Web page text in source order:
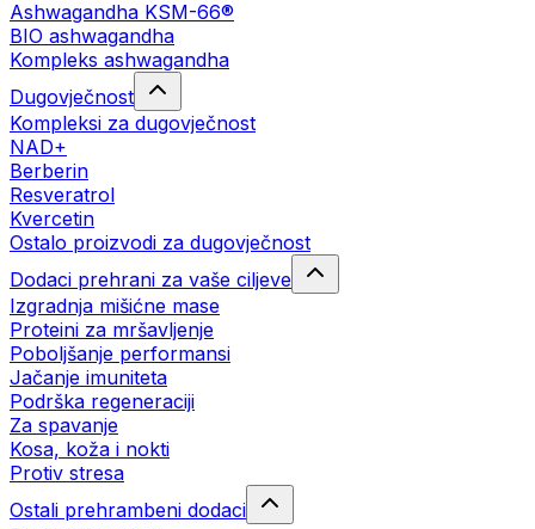
Ashwagandha KSM-66®
BIO ashwagandha
Kompleks ashwagandha
Dugovječnost
Kompleksi za dugovječnost
NAD+
Berberin
Resveratrol
Kvercetin
Ostalo proizvodi za dugovječnost
Dodaci prehrani za vaše ciljeve
Izgradnja mišićne mase
Proteini za mršavljenje
Poboljšanje performansi
Jačanje imuniteta
Podrška regeneraciji
Za spavanje
Kosa, koža i nokti
Protiv stresa
Ostali prehrambeni dodaci